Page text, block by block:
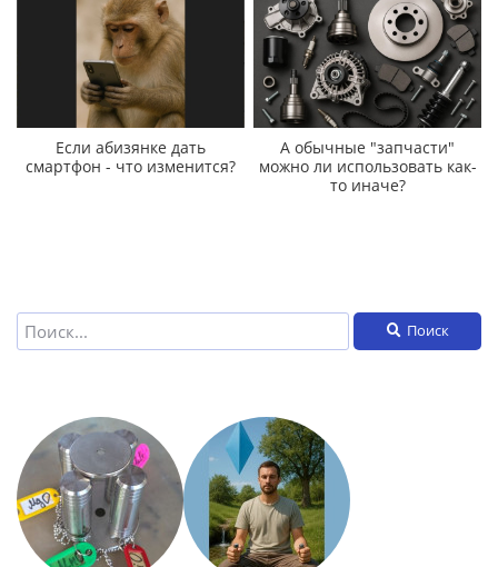
Если абизянке дать
смартфон - что изменится?
А обычные "запчасти"
можно ли использовать как-
то иначе?
Поиск